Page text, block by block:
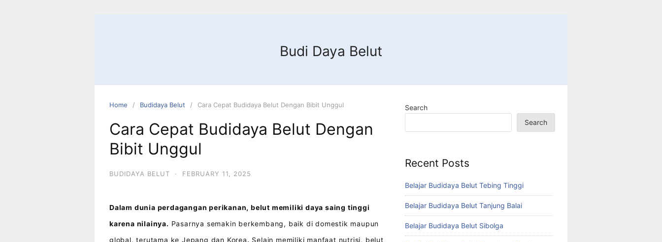
Budi Daya Belut
Home Budidaya Belut Cara Cepat Budidaya Belut Dengan Bibit Unggul
Cara Cepat Budidaya Belut Dengan
Bibit Unggul
BUDIDAYA BELUT · FEBRUARY 11, 2025
Dalam dunia perdagangan perikanan, belut memiliki daya saing tinggi
karena nilainya. Pasarnya semakin berkembang, baik di domestik maupun
global, terutama ke Jepang dan Korea. Selain memiliki manfaat nutrisi, belut
Search
Search
Recent Posts
Belajar Budidaya Belut Tebing Tinggi
Belajar Budidaya Belut Tanjung Balai
Belajar Budidaya Belut Sibolga